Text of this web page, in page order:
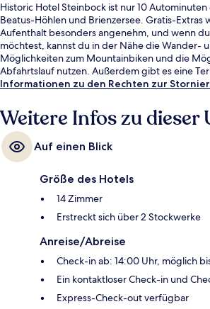
Historic Hotel Steinbock ist nur 10
Beatus-Höhlen und Brienzersee. Gratis-Extras
Aufenthalt besonders angenehm, und wenn
möchtest, kannst du in der Nähe die Wander-
Möglichkeiten zum Mountainbiken und die
Abfahrtslauf nutzen. Außerdem gibt es eine
Informationen zu den Rechten zur
Weitere Infos zu
Auf einen Blick
Größe des Hotels
14 Zimmer
Erstreckt sich über 2 Stockwerke
Anreise/Abreise
Check-in ab: 14:00 Uhr, möglich
Ein kontaktloser Check-in und
Express-Check-out verfügbar